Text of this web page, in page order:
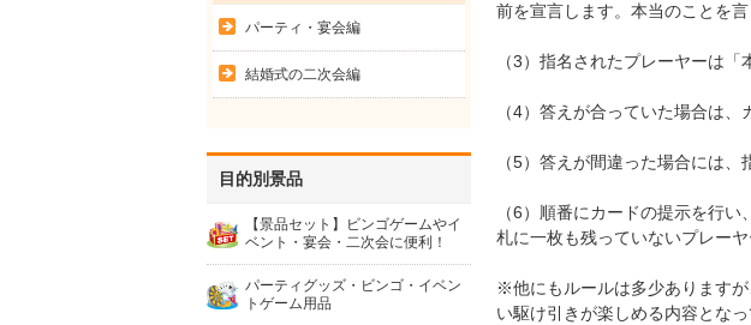
パーティ・宴会編
結婚式の二次会編
目的別景品
【景品セット】ビンゴゲームやイ
ベント・宴会・二次会に便利！
パーティグッズ・ビンゴ・イベン
トゲーム用品
前を宣言します。本当のことを
（3）指名されたプレーヤーは
（4）答えが合っていた場合は
（5）答えが間違った場合には
（6）順番にカードの提示を行
札に一枚も残っていないプレーヤ
※他にもルールは多少あります
い駆け引きが楽しめる内容となっ